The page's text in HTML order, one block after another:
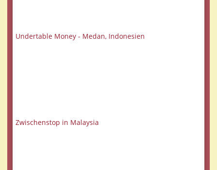
Undertable Money - Medan, Indonesien
Zwischenstop in Malaysia